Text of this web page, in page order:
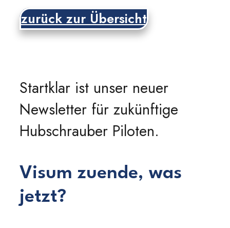
zurück zur Übersicht
Startklar ist unser neuer
Newsletter für zukünftige
Hubschrauber Piloten.
Visum zuende, was
jetzt?